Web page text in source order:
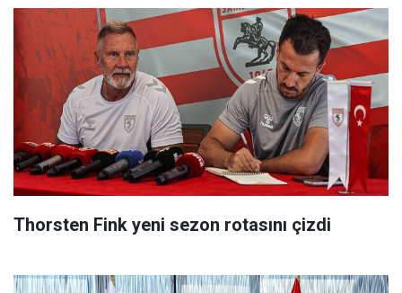
Thorsten Fink yeni sezon rotasını çizdi